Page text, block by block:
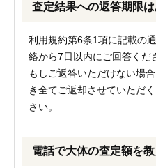
査定結果への返答期限
利用規約第6条1項に記載の
絡から7日以内にご回答くだ
もしご返答いただけない場
き全てご返却させていただ
さい。
電話で大体の査定額を